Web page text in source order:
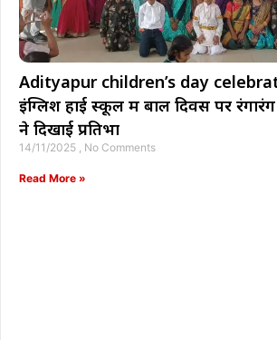
Adityapur children’s day
इंग्लिश हाई स्कूल में बाल दिवस पर रंगारंग
ने दिखाई प्रतिभा
14/11/2025 No Comments
Read More »